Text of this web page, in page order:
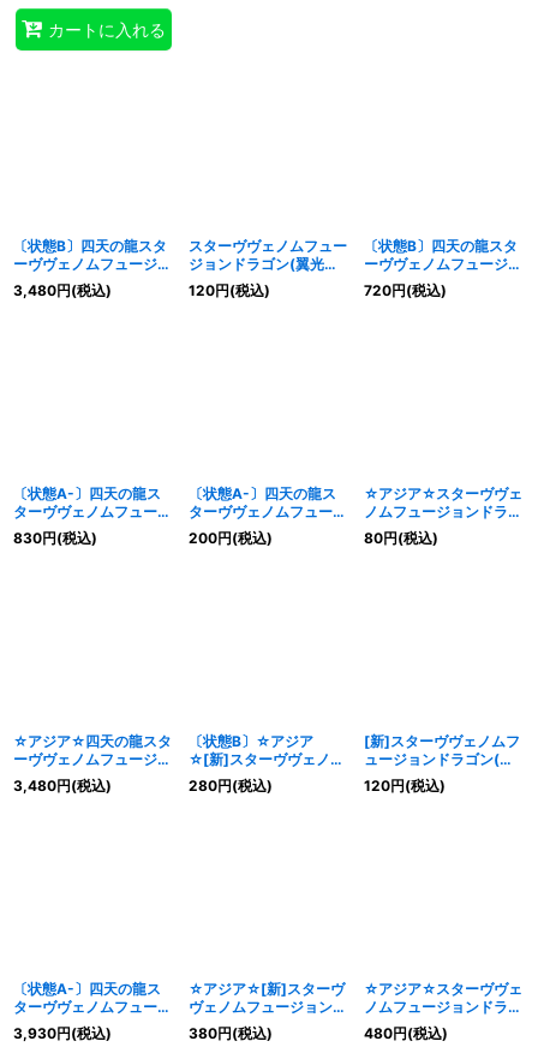
カートに入れる
〔状態B〕四天の龍スタ
ーヴヴェノムフュージョ
ンドラゴン【OFプリズ
マティックシークレッ
3,480円(税込)
スターヴヴェノムフュー
ジョンドラゴン(翼光無)
【シークレット】
{QCAC-JP038}《融
120円(税込)
〔状態B〕四天の龍スタ
ーヴヴェノムフュージョ
ンドラゴン【OFウルト
ラ】{LOCR-JP013}《融
720円(税込)
〔状態A-〕四天の龍ス
ターヴヴェノムフュージ
ョンドラゴン【OFウル
トラ】{LOCR-JP013}
830円(税込)
〔状態A-〕四天の龍ス
ターヴヴェノムフュージ
ョンドラゴン【シークレ
ット】{LOCR-JP013}
200円(税込)
☆アジア☆スターヴヴェ
ノムフュージョンドラゴ
ン(翼光無)【シークレッ
ト】{アジアQCAC-
80円(税込)
☆アジア☆四天の龍スタ
ーヴヴェノムフュージョ
ンドラゴン【OFプリズ
マティックシークレッ
3,480円(税込)
〔状態B〕☆アジア
☆[新]スターヴヴェノム
フュージョンドラゴン
(翼光有)【クォーターセ
280円(税込)
[新]スターヴヴェノムフ
ュージョンドラゴン(翼
光有)【シークレット】
{QCAC-JP038}《融
120円(税込)
〔状態A-〕四天の龍ス
ターヴヴェノムフュージ
ョンドラゴン【OFプリ
ズマティックシークレッ
3,930円(税込)
☆アジア☆[新]スターヴ
ヴェノムフュージョンド
ラゴン(翼光有)【クォー
ターセンチュリーシーク
380円(税込)
☆アジア☆スターヴヴェ
ノムフュージョンドラゴ
ン(翼光無)【クォーター
センチュリーシークレッ
480円(税込)